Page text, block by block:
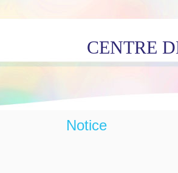
CENTRE
Notice